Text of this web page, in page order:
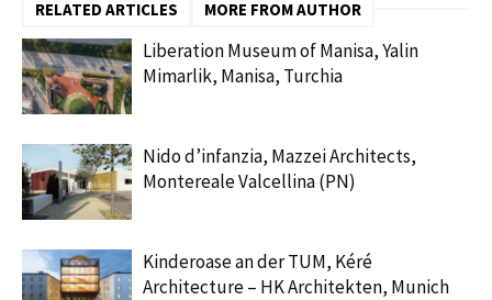
RELATED ARTICLES MORE FROM AUTHOR
Liberation Museum of Manisa, Yalin
Mimarlik, Manisa, Turchia
Nido d’infanzia, Mazzei Architects,
Montereale Valcellina (PN)
Kinderoase an der TUM, Kéré
Architecture – HK Architekten, Munich